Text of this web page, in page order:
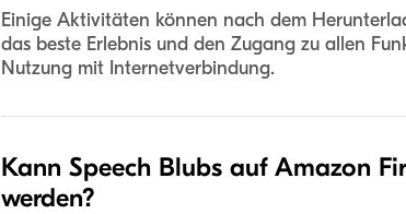
Einige Aktivitäten können nach dem
das beste Erlebnis und den Zugang zu allen
Nutzung mit Internetverbindung.
Kann Speech Blubs auf Amazon
werden?